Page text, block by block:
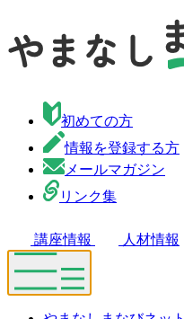
初めての方
情報を登録する方
メールマガジン
リンク集
講座情報 人材情報